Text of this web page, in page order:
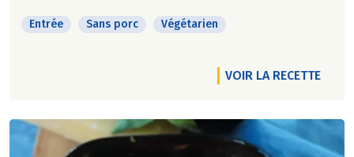
Entrée Sans porc Végétarien
VOIR LA RECETTE